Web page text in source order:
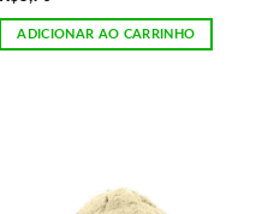
ADICIONAR AO CARRINHO